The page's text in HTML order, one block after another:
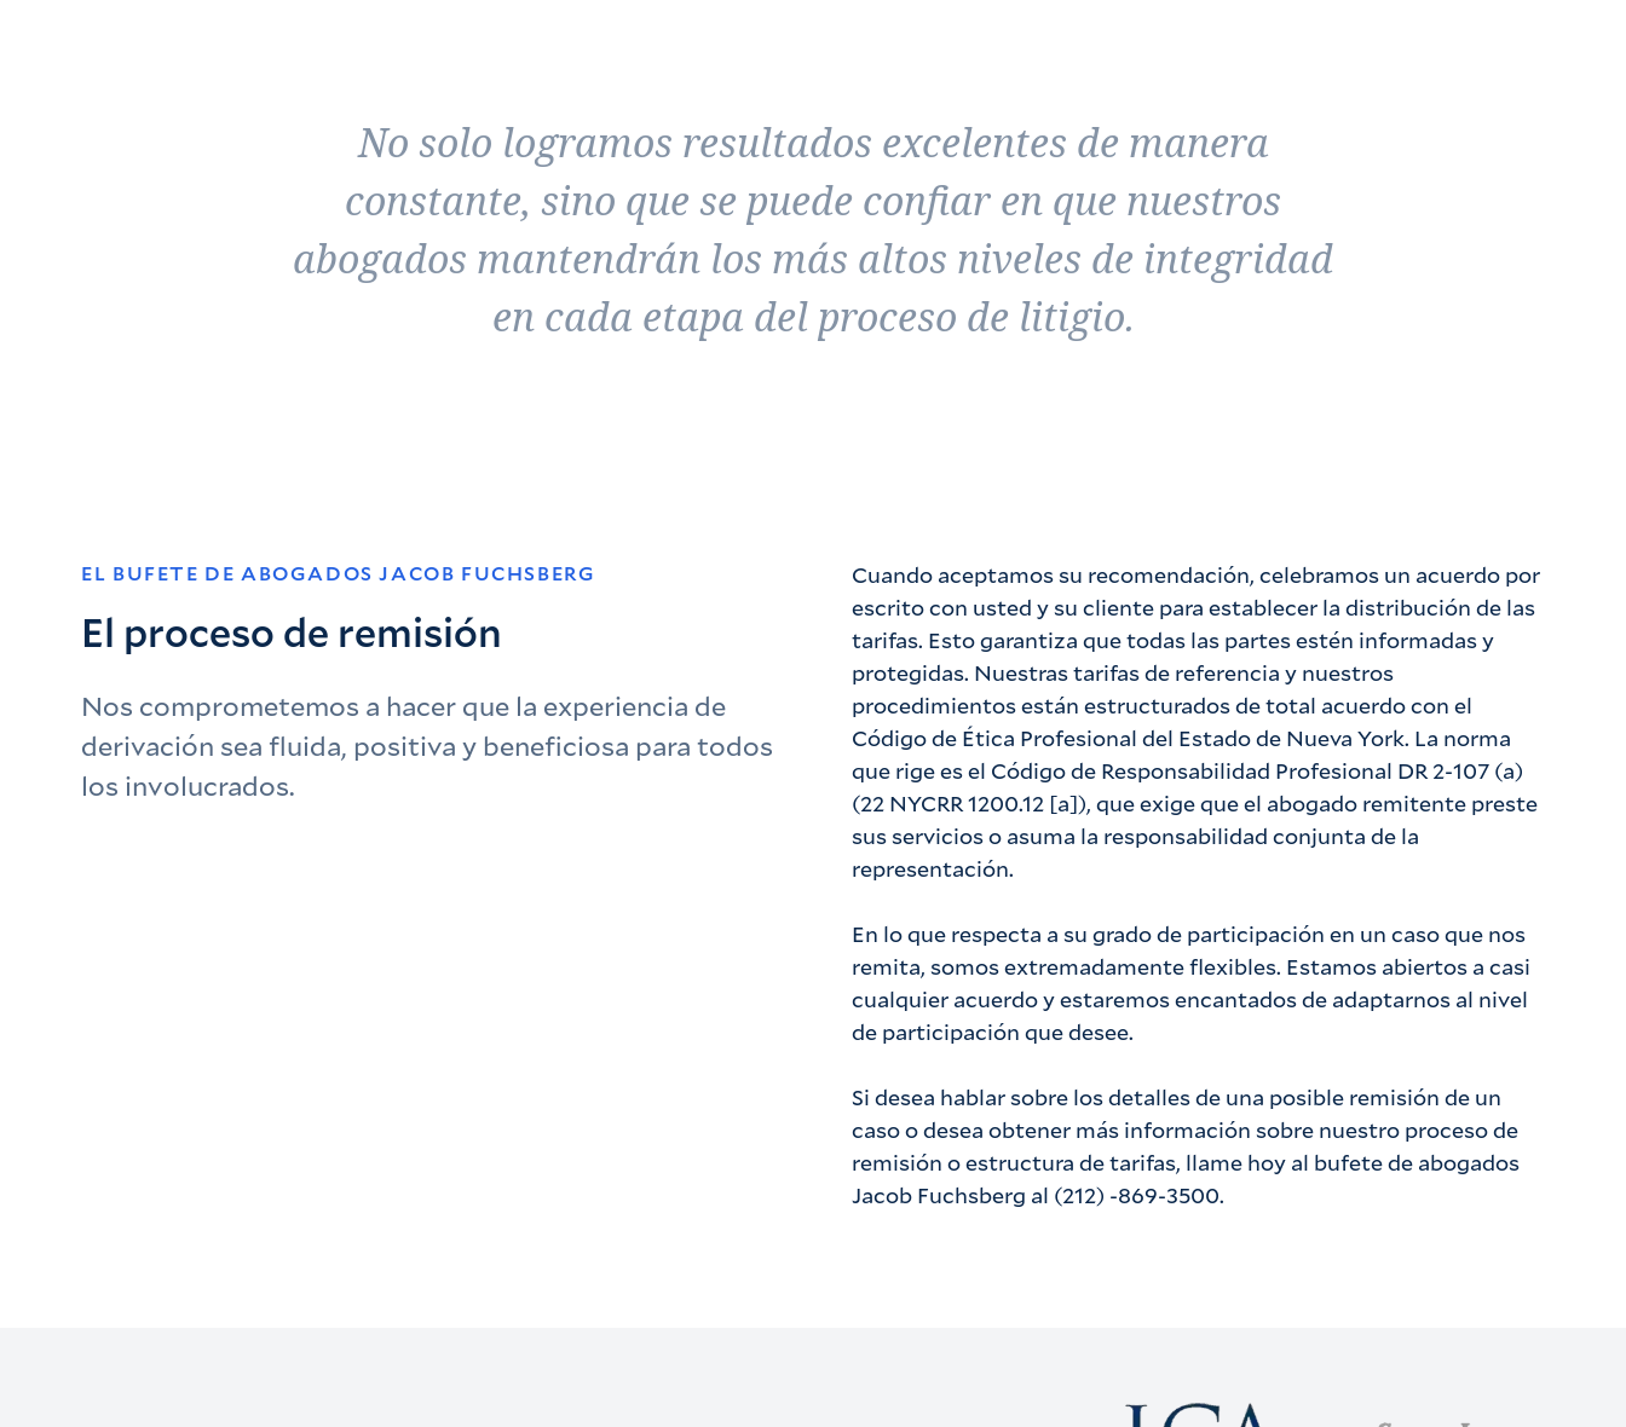
No solo logramos resultados excelentes de manera
constante, sino que se puede confiar en que nuestros
abogados mantendrán los más altos niveles de integridad
en cada etapa del proceso de litigio.
EL BUFETE DE ABOGADOS JACOB FUCHSBERG
El proceso de remisión
Nos comprometemos a hacer que la experiencia de
derivación sea fluida, positiva y beneficiosa para todos
los involucrados.
Cuando aceptamos su recomendación, celebramos un acuerdo por
escrito con usted y su cliente para establecer la distribución de las
tarifas. Esto garantiza que todas las partes estén informadas y
protegidas. Nuestras tarifas de referencia y nuestros
procedimientos están estructurados de total acuerdo con el
Código de Ética Profesional del Estado de Nueva York. La norma
que rige es el Código de Responsabilidad Profesional DR 2-107 (a)
(22 NYCRR 1200.12 [a]), que exige que el abogado remitente preste
sus servicios o asuma la responsabilidad conjunta de la
representación.
En lo que respecta a su grado de participación en un caso que nos
remita, somos extremadamente flexibles. Estamos abiertos a casi
cualquier acuerdo y estaremos encantados de adaptarnos al nivel
de participación que desee.
Si desea hablar sobre los detalles de una posible remisión de un
caso o desea obtener más información sobre nuestro proceso de
remisión o estructura de tarifas, llame hoy al bufete de abogados
Jacob Fuchsberg al (212) -869-3500.